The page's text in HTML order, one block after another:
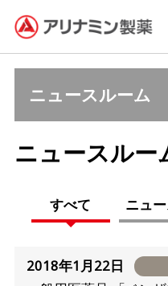
ニュースルー
すべて ニュ
2018年1月22日
ニュースルーム